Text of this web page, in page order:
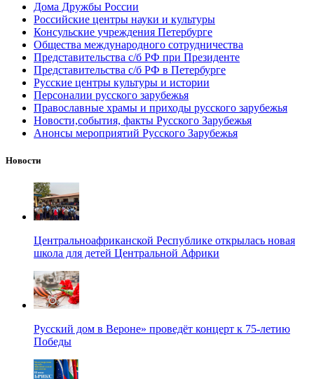
Дома Дружбы России
Российские центры науки и культуры
Консульские учреждения Петербурге
Общества международного сотрудничества
Представительства с/б РФ при Президенте
Представительства с/б РФ в Петербурге
Русские центры культуры и истории
Персоналии русского зарубежья
Православные храмы и приходы русского зарубежья
Новости,события, факты Русского Зарубежья
Анонсы мероприятий Русского Зарубежья
Новости
Центральноафриканской Республике открылась новая
школа для детей Центральной Африки
Русский дом в Вероне» проведёт концерт к 75-летию
Победы